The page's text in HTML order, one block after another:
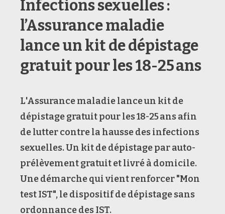
Infections sexuelles :
l’Assurance maladie
lance un kit de dépistage
gratuit pour les 18-25 ans
L'Assurance maladie lance un kit de
dépistage gratuit pour les 18-25 ans afin
de lutter contre la hausse des infections
sexuelles. Un kit de dépistage par auto-
prélèvement gratuit et livré à domicile.
Une démarche qui vient renforcer "Mon
test IST", le dispositif de dépistage sans
ordonnance des IST.